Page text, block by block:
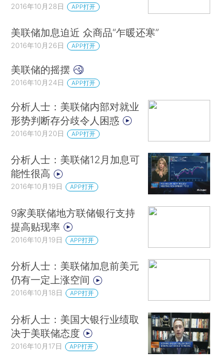
2016年10月28日 APP打开
美联储加息迫近 众商品“乍暖还寒”
2016年10月26日 APP打开
美联储的摇摆
2016年10月24日 APP打开
分析人士：美联储内部对就业
形势判断存分歧令人困惑
2016年10月20日 APP打开
分析人士：美联储12月加息可
能性很高
2016年10月19日 APP打开
9家美联储地方联储银行支持
提高贴现率
2016年10月19日 APP打开
分析人士：美联储加息前美元
仍有一定上涨空间
2016年10月18日 APP打开
分析人士：美国大银行业绩取
决于美联储态度
2016年10月17日 APP打开